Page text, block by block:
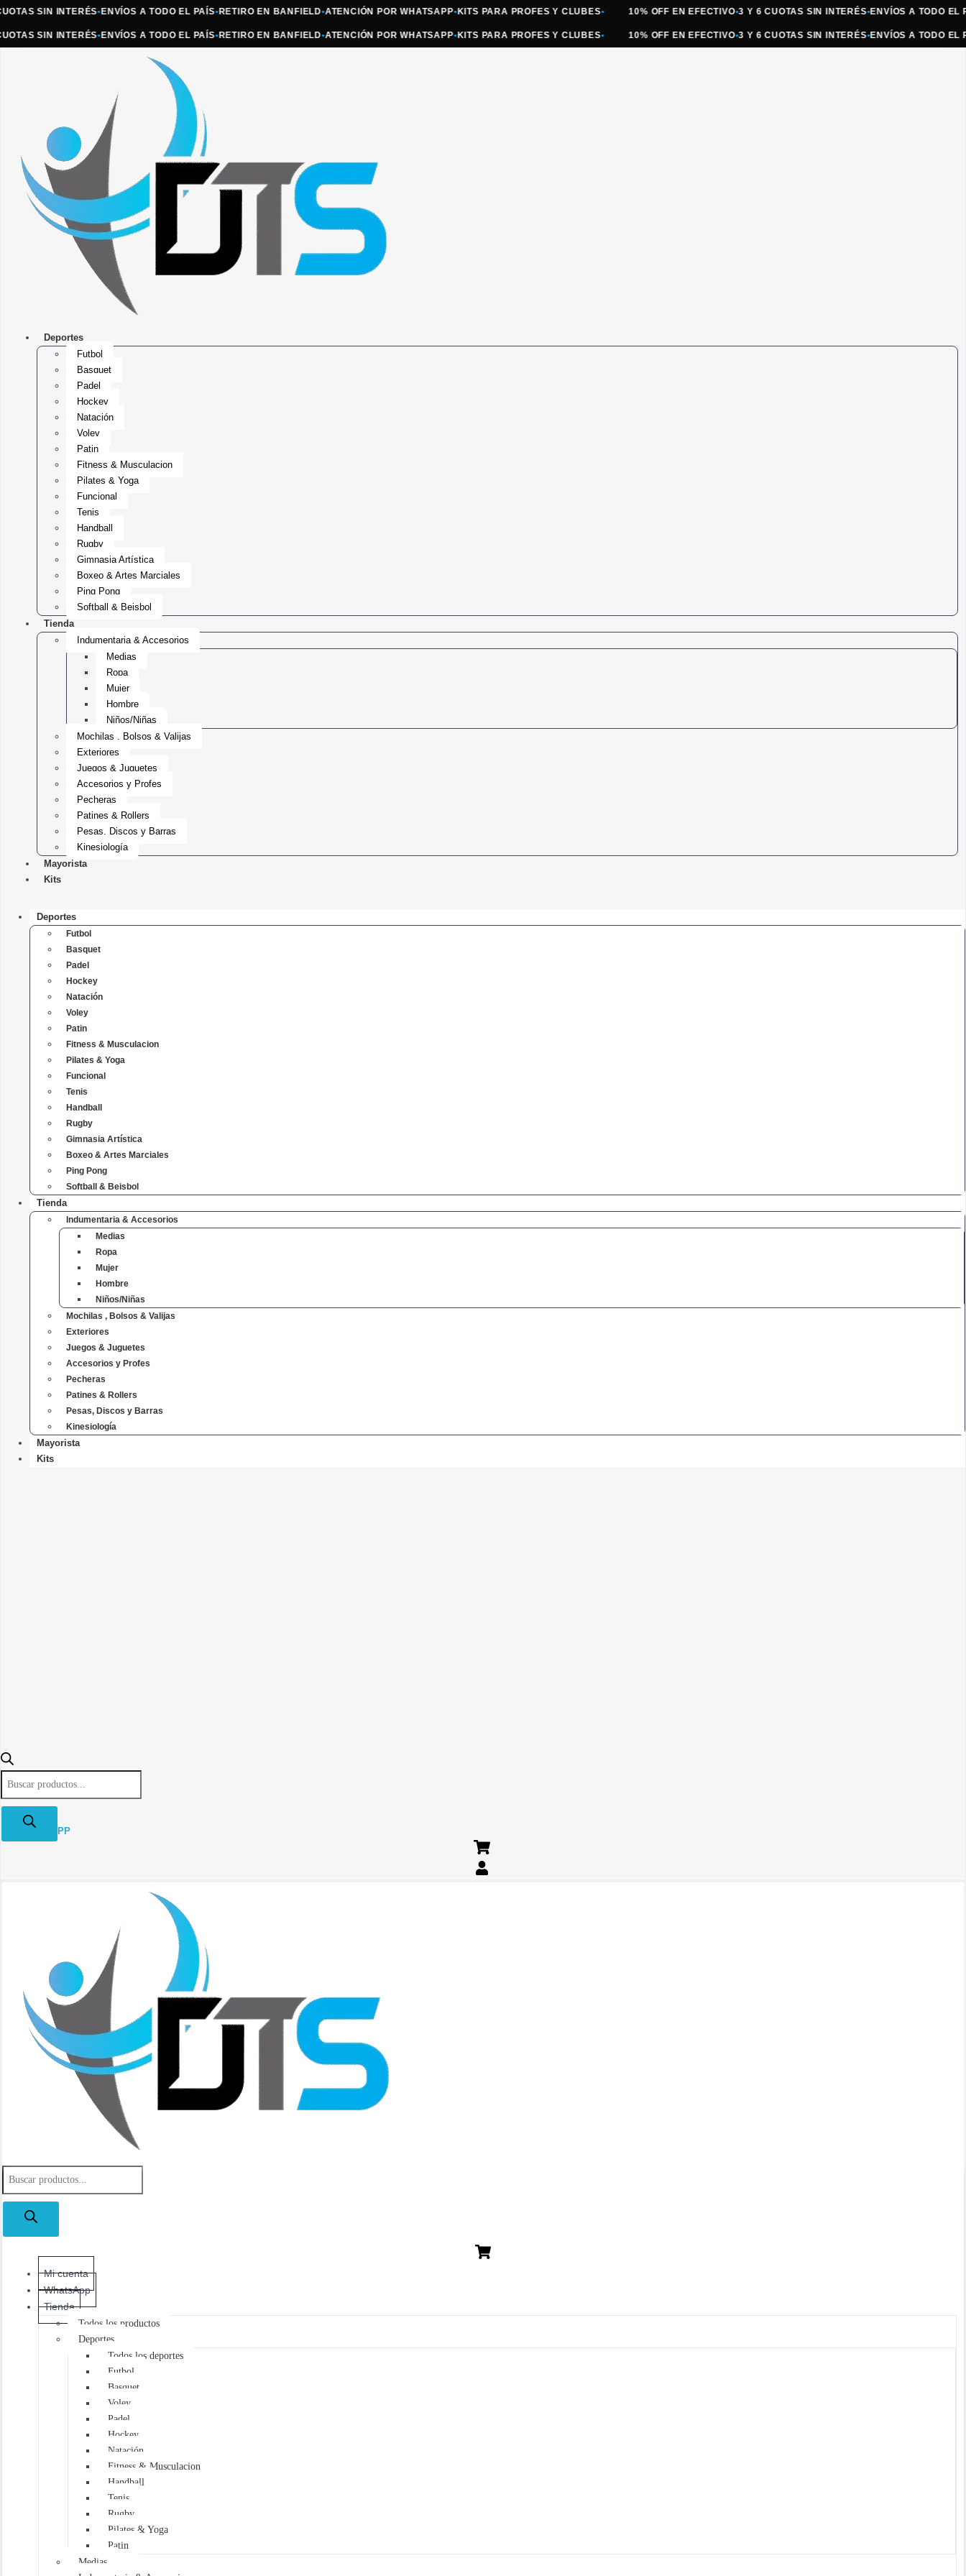
SIN INTERÉS•ENVÍOS A TODO EL PAÍS• RETIRO EN BANFIELD •ATENCIÓN POR WHATSAPP•KITS PARA PROFES Y CLUBES• 10% OFF EN EFECTIVO•3 Y 6 CUOTAS SIN INTERÉS•ENVÍOS A TODO EL PAÍS•
SIN INTERÉS•ENVÍOS A TODO EL PAÍS• RETIRO EN BANFIELD •ATENCIÓN POR WHATSAPP•KITS PARA PROFES Y CLUBES• 10% OFF EN EFECTIVO•3 Y 6 CUOTAS SIN INTERÉS•ENVÍOS A TODO EL PAÍS•
Deportes
Futbol
Basquet
Padel
Hockey
Natación
Voley
Patin
Fitness & Musculacion
Pilates & Yoga
Funcional
Tenis
Handball
Rugby
Gimnasia Artística
Boxeo & Artes Marciales
Ping Pong
Softball & Beisbol
Tienda
Indumentaria & Accesorios
Medias
Ropa
Mujer
Hombre
Niños/Niñas
Mochilas , Bolsos & Valijas
Exteriores
Juegos & Juguetes
Accesorios y Profes
Pecheras
Patines & Rollers
Pesas, Discos y Barras
Kinesiología
Mayorista
Kits
Deportes
Futbol
Basquet
Padel
Hockey
Natación
Voley
Patin
Fitness & Musculacion
Pilates & Yoga
Funcional
Tenis
Handball
Rugby
Gimnasia Artística
Boxeo & Artes Marciales
Ping Pong
Softball & Beisbol
Tienda
Indumentaria & Accesorios
Medias
Ropa
Mujer
Hombre
Niños/Niñas
Mochilas , Bolsos & Valijas
Exteriores
Juegos & Juguetes
Accesorios y Profes
Pecheras
Patines & Rollers
Pesas, Discos y Barras
Kinesiología
Mayorista
Kits
de
productos
WHATSAPP
Búsqueda
de
productos
Mi cuenta
WhatsApp
Tienda
Todos los productos
Deportes
Todos los deportes
Futbol
Basquet
Voley
Padel
Hockey
Natación
Fitness & Musculacion
Handball
Tenis
Rugby
Pilates & Yoga
Patin
Medias